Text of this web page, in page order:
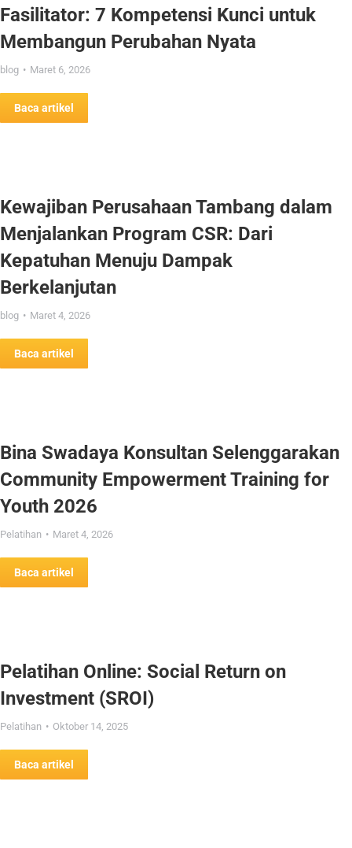
Fasilitator: 7 Kompetensi Kunci untuk
Membangun Perubahan Nyata
blog Maret 6, 2026
Baca artikel
Kewajiban Perusahaan Tambang dalam
Menjalankan Program CSR: Dari
Kepatuhan Menuju Dampak
Berkelanjutan
blog Maret 4, 2026
Baca artikel
Bina Swadaya Konsultan Selenggarakan
Community Empowerment Training for
Youth 2026
Pelatihan Maret 4, 2026
Baca artikel
Pelatihan Online: Social Return on
Investment (SROI)
Pelatihan Oktober 14, 2025
Baca artikel